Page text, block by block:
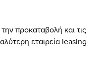
προκαταβολή και τις
εταιρεία leasing